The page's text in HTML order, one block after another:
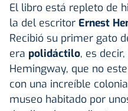
El libro está repleto de
la del escritor Ernest
Recibió su primer gato
era polidáctilo, es
Hemingway, que no
con una increíble
museo habitado por